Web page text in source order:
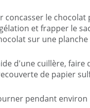
concasser le
et frapper le
sur une
d'une cuillère, faire
de papier
pendant environ